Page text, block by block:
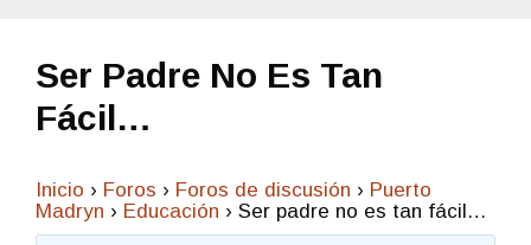
Ser Padre No Es Tan
Fácil…
Inicio › Foros › Foros de discusión › Puerto
Madryn › Educación › Ser padre no es tan fácil…